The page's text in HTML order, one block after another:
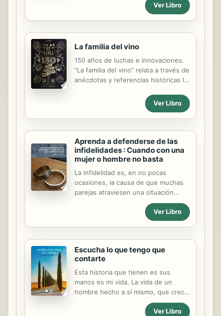
todas las personas con sus
diferentes posiciones en la sociedad.
cumplir con la tarea que Dios le había
asignado y cómo trató a sus
excepcional magnanimidad hacia
todos. Aprendemos acerca de su
método simple, pero altamente
efectivo, de predicar su mensaje,
basado en la sabiduría y la
Ver Libro
La familia del vino
150 años de luchas e innovaciones.
"La familia del vino" relata a través de
anécdotas y referencias históricas la
hasta convertirse en una empresa
internacional gracias a la dedicación
de los distintos miembros de la
familia Langa.
Ver Libro
Aprenda a defenderse de las
infidelidades : Cuando con una
mujer o hombre no basta
La infidelidad es, en no pocas
ocasiones, la causa de que muchas
parejas atraviesen una situación
difícil. Fatalmente vinculada a la
desconfianza, la aventura
extramatrimonial -una vez confesada
cimientos en que se fundan las
relaciones, llevándolas en muchos
casos hasta la separación o el
divorcio.
Ver Libro
Escucha lo que tengo que
contarte
Esta historia que tienen es sus
manos es mi vida. La vida de un
hombre hecho a sí mismo, que creció
sin los afectos de sus padres,
porque ambos se me fueronVer Libro